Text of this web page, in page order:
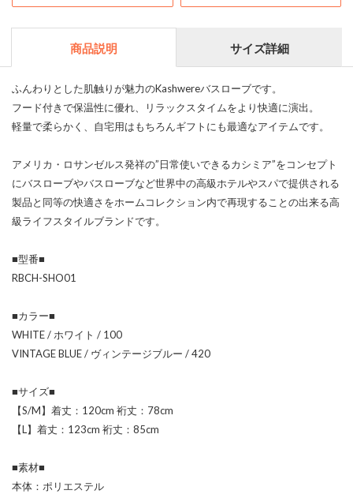
商品説明 サイズ詳細
ふんわりとした肌触りが魅力のKashwereバスローブです。
フード付きで保温性に優れ、リラックスタイムをより快適に演出。
軽量で柔らかく、自宅用はもちろんギフトにも最適なアイテムです。
アメリカ・ロサンゼルス発祥の”日常使いできるカシミア”をコンセプト
にバスローブやバスローブなど世界中の高級ホテルやスパで提供される
製品と同等の快適さをホームコレクション内で再現することの出来る高
級ライフスタイルブランドです。
■型番■
RBCH-SHO01
■カラー■
WHITE / ホワイト / 100
VINTAGE BLUE / ヴィンテージブルー / 420
■サイズ■
【S/M】着丈：120cm 裄丈：78cm
【L】着丈：123cm 裄丈：85cm
■素材■
本体：ポリエステル